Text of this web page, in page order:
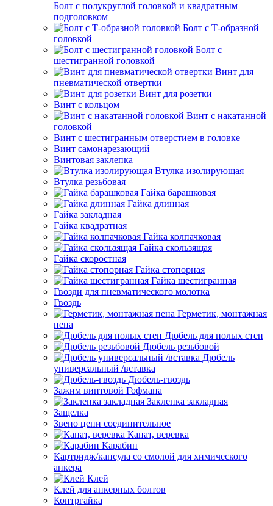
Болт с полукруглой головкой и квадратным
подголовком
Болт с Т-образной
головкой
Болт с
шестигранной головкой
Винт для
пневматической отвертки
Винт для розетки
Винт с кольцом
Винт с накатанной
головкой
Винт с шестигранным отверстием в головке
Винт самонарезающий
Винтовая заклепка
Втулка изолирующая
Втулка резьбовая
Гайка барашковая
Гайка длинная
Гайка закладная
Гайка квадратная
Гайка колпачковая
Гайка скользящая
Гайка скоростная
Гайка стопорная
Гайка шестигранная
Гвозди для пневматического молотка
Гвоздь
Герметик, монтажная
пена
Дюбель для полых стен
Дюбель резьбовой
Дюбель
универсальный /вставка
Дюбель-гвоздь
Зажим винтовой Гофмана
Заклепка закладная
Защелка
Звено цепи соединительное
Канат, веревка
Карабин
Картридж/капсула со смолой для химического
анкера
Клей
Клей для анкерных болтов
Контргайка